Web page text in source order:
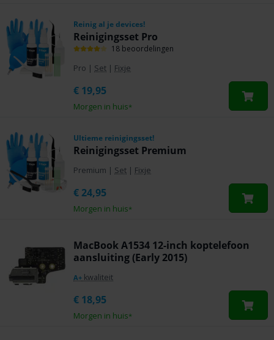
Reinig al je devices!
Reinigingsset Pro
18 beoordelingen
Pro | Set | Fixje
Morgen in huis*
€ 19,95
Ultieme reinigingsset!
Reinigingsset Premium
Premium | Set | Fixje
Morgen in huis*
€ 24,95
MacBook A1534 12-inch koptelefoon
aansluiting (Early 2015)
A+ kwaliteit
Morgen in huis*
€ 18,95